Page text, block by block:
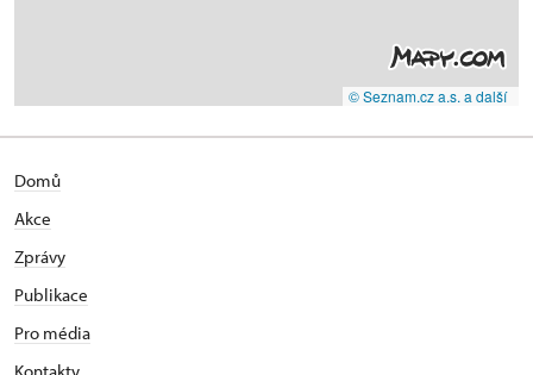
© Seznam.cz a.s. a další
Domů
Akce
Zprávy
Publikace
Pro média